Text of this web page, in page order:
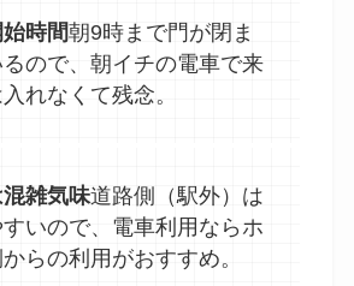
時間朝9時まで門が閉ま
るので、朝イチの電車で来
れなくて残念。
雑気味道路側（駅外）は
いので、電車利用ならホ
らの利用がおすすめ。